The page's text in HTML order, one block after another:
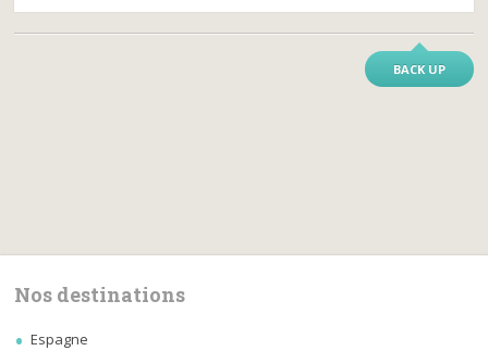
BACK UP
Nos destinations
Espagne